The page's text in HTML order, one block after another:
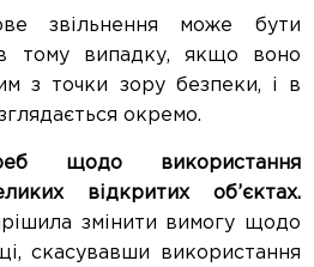
звільнення може бути
тому випадку, якщо воно
з точки зору безпеки, і в
окремо.
щодо використання
відкритих об’єктах.
змінити вимогу щодо
скасувавши використання